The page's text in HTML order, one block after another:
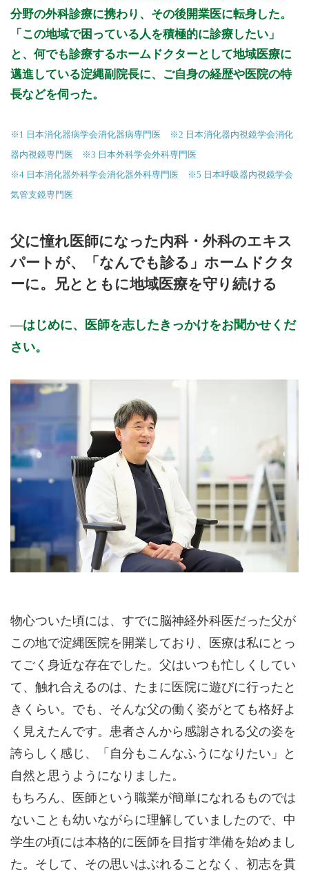
分野の外科診療に携わり、その後開業医に転身した。
「この地域で困っている人を積極的に診療したい」
と、何でも診療するホームドクターとして地域医療に
邁進している淀縄副院長に、ご自身の経歴や医院の特
長などを伺った。
※1 日本消化器病学会消化器病専門医 ※2 日本消化器内視鏡学会消化
器内視鏡専門医 ※3 日本外科学会外科専門医
※4 日本消化器外科学会消化器外科専門医 ※5 日本呼吸器内視鏡学会
気管支鏡専門医
父に憧れ医師になった内科・外科のエキス
パートが、「なんでも診る」ホームドクタ
ーに。兄とともに地域医療を守り続ける
はじめに、医師を志したきっかけをお聞かせくだ
さい。
物心ついた頃には、すでに脳神経外科医だった父が
この地で淀縄医院を開業しており、医療は私にとっ
てごく身近な存在でした。父はいつも忙しくしてい
て、触れ合えるのは、たまに医院に遊びに行ったと
きくらい。でも、そんな父の働く姿がとても格好よ
く見えたんです。患者さんから感謝される父の姿を
誇らしく感じ、「自分もこんなふうになりたい」と
自然と思うようになりました。
もちろん、医師という職業が簡単になれるものでは
ないことも幼いながらに理解していましたので、中
学生の頃には本格的に医師を目指す準備を始めまし
た。そして、その思いはぶれることなく、初志を貫